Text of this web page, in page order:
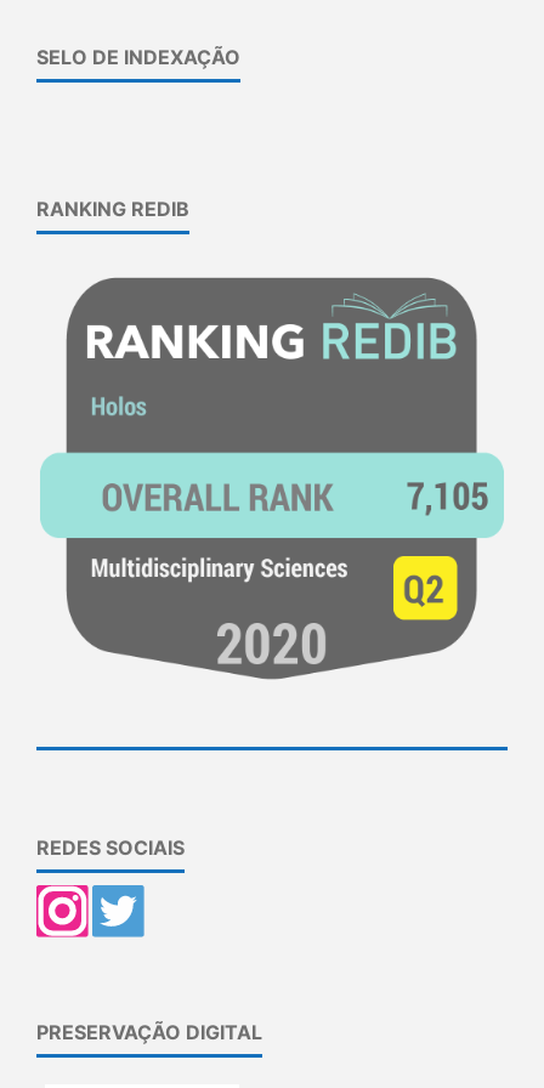
SELO DE INDEXAÇÃO
RANKING REDIB
REDES SOCIAIS
PRESERVAÇÃO DIGITAL